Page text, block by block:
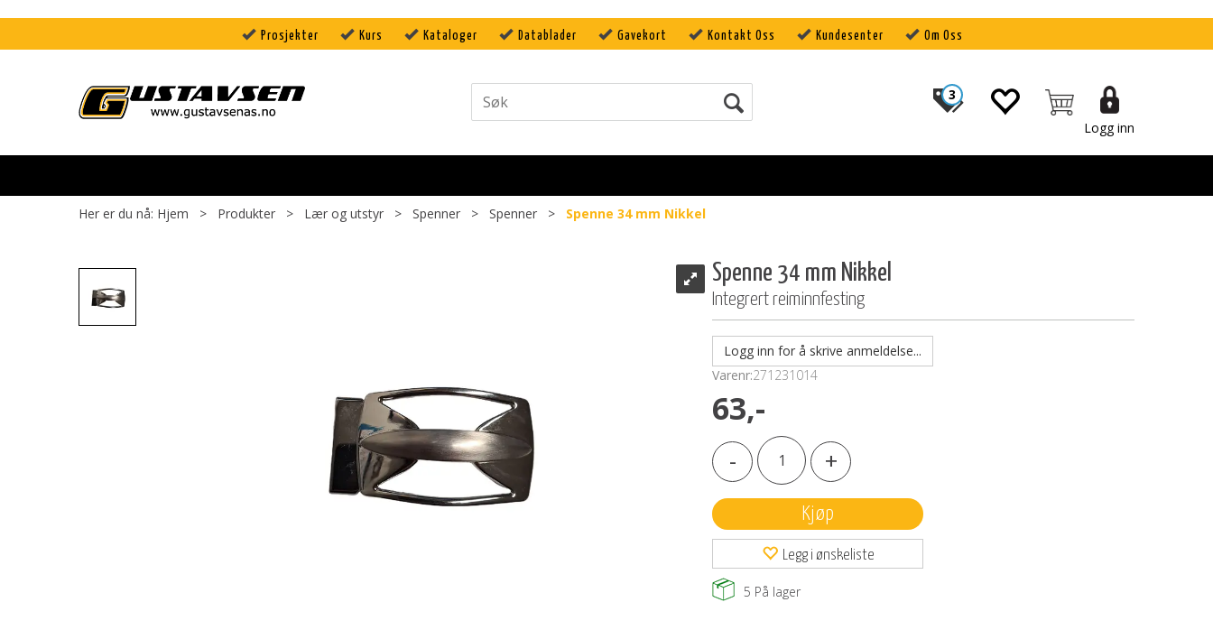
Prosjekter Kurs Kataloger Datablader Gavekort Kontakt Oss Kundesenter Om Oss
Logg inn
3
Her er du nå: Hjem > Produkter > Lær og utstyr > Spenner > Spenner > Spenne 34 mm Nikkel
Spenne 34 mm Nikkel
Integrert reiminnfesting
Logg inn for å skrive anmeldelse...
Varenr:271231014
63,-
- +
Kjøp
Legg i ønskeliste
5 På lager